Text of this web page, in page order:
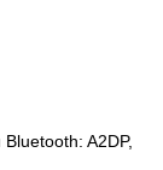
A2DP,